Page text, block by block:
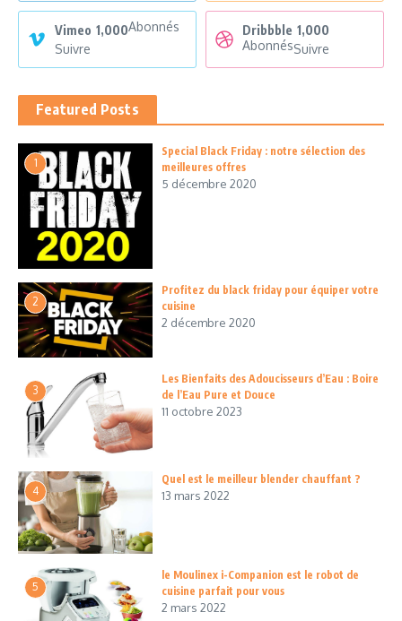
Vimeo 1,000Abonnés
Suivre
Dribbble 1,000
AbonnésSuivre
Featured Posts
1
Special Black Friday : notre sélection des
meilleures offres
5 décembre 2020
2
Profitez du black friday pour équiper votre
cuisine
2 décembre 2020
3
Les Bienfaits des Adoucisseurs d’Eau : Boire
de l’Eau Pure et Douce
11 octobre 2023
4
Quel est le meilleur blender chauffant ?
13 mars 2022
5
le Moulinex i-Companion est le robot de
cuisine parfait pour vous
2 mars 2022